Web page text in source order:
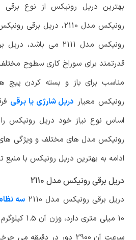
بهترین دریل رونیکس از نوع برقی
رونیکس مدل 2111 می
قدرتمند برای سوراخ کاری سطوح
مناسب برای باز و بسته کردن پیچ
رونیکس معیار دریل شارژی یا برقی
اساس نوع نیاز خود دریل رونیکس را
رونیکس مدل های مختلف و ویژگی های
ادامه به بهترین دریل رونیکس با منبع
دریل برقی رونیکس مدل 2110
دریل برقی رونیکس مدل 2110 سه
سرعت آن 2900 دور در